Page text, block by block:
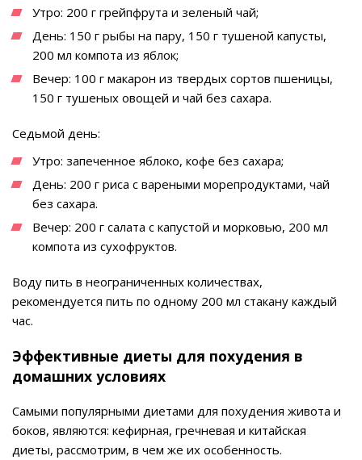
Утро: 200 г грейпфрута и зеленый чай;
День: 150 г рыбы на пару, 150 г тушеной капусты,
200 мл компота из яблок;
Вечер: 100 г макарон из твердых сортов пшеницы,
150 г тушеных овощей и чай без сахара.
Седьмой день:
Утро: запеченное яблоко, кофе без сахара;
День: 200 г риса с вареными морепродуктами, чай
без сахара.
Вечер: 200 г салата с капустой и морковью, 200 мл
компота из сухофруктов.
Воду пить в неограниченных количествах,
рекомендуется пить по одному 200 мл стакану каждый
час.
Эффективные диеты для похудения в
домашних условиях
Самыми популярными диетами для похудения живота и
боков, являются: кефирная, гречневая и китайская
диеты, рассмотрим, в чем же их особенность.